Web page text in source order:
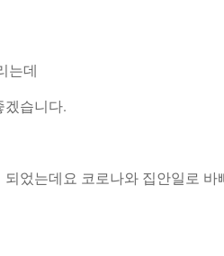
는데
겠습니다.
었는데요 코로나와 집안일로